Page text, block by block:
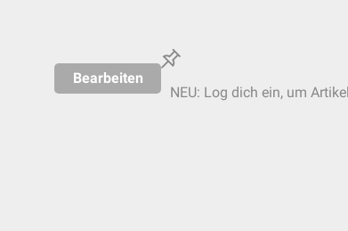
Bearbeiten
NEU: Log dich ein, um